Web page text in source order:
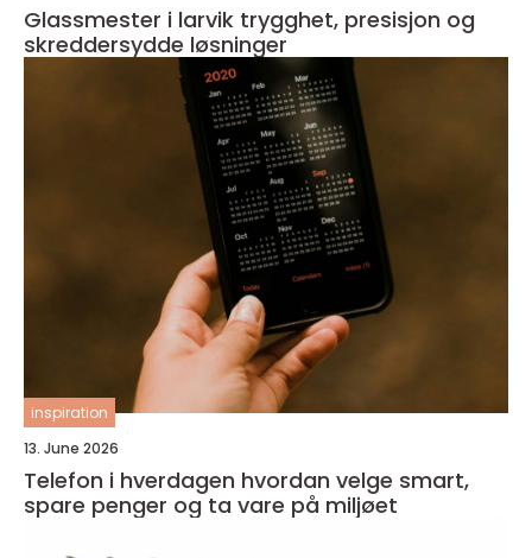
Glassmester i larvik trygghet, presisjon og
skreddersydde løsninger
inspiration
13. June 2026
Telefon i hverdagen hvordan velge smart,
spare penger og ta vare på miljøet